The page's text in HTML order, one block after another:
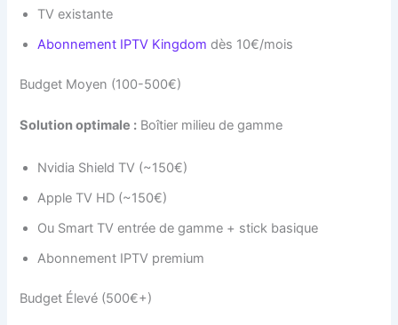
TV existante
Abonnement IPTV Kingdom dès 10€/mois
Budget Moyen (100-500€)
Solution optimale : Boîtier milieu de gamme
Nvidia Shield TV (~150€)
Apple TV HD (~150€)
Ou Smart TV entrée de gamme + stick basique
Abonnement IPTV premium
Budget Élevé (500€+)